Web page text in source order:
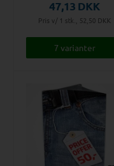
47,13 DKK
Pris v/ 1 stk., 52,50 DKK
7 varianter